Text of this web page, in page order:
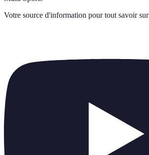
Votre source d'information pour tout savoir sur